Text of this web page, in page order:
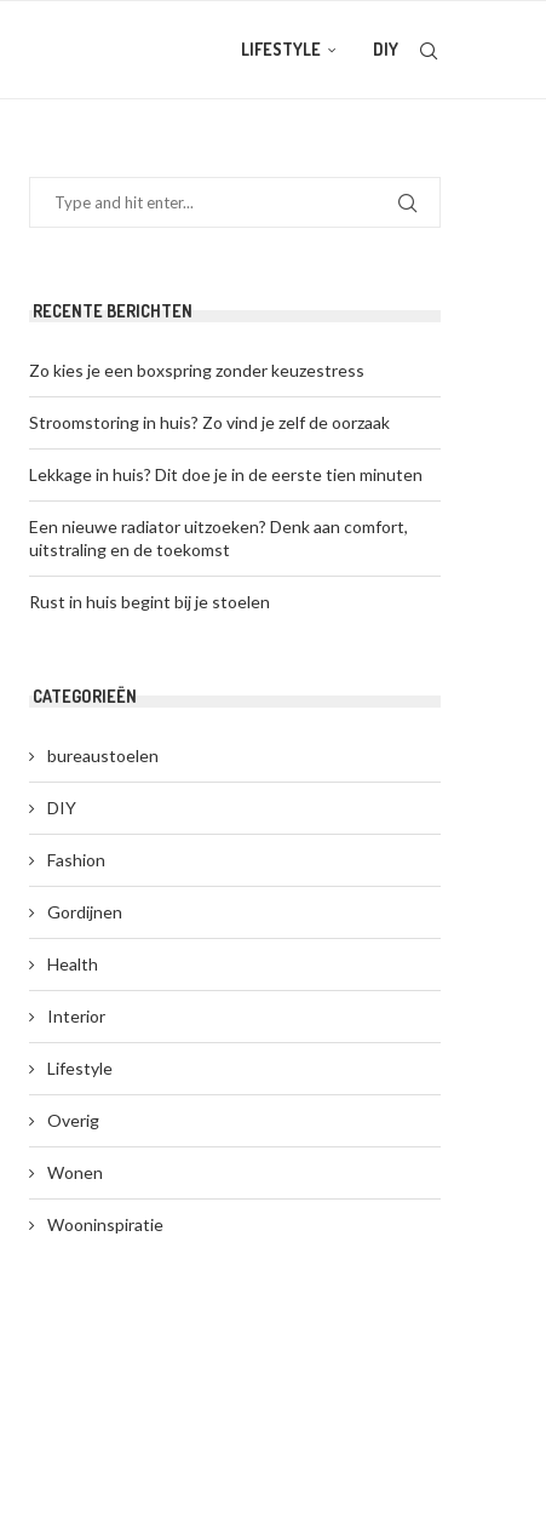
LIFESTYLE DIY
RECENTE BERICHTEN
Zo kies je een boxspring zonder keuzestress
Stroomstoring in huis? Zo vind je zelf de oorzaak
Lekkage in huis? Dit doe je in de eerste tien minuten
Een nieuwe radiator uitzoeken? Denk aan comfort,
uitstraling en de toekomst
Rust in huis begint bij je stoelen
CATEGORIEËN
bureaustoelen
DIY
Fashion
Gordijnen
Health
Interior
Lifestyle
Overig
Wonen
Wooninspiratie